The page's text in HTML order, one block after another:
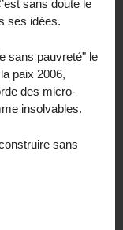
sans doute le
ses idées.
sans pauvreté" le
paix 2006,
des micro-
insolvables.
sans